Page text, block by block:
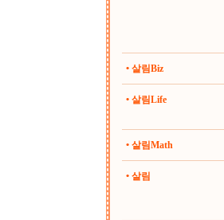
• 살림Biz
• 살림Life
• 살림Math
• 살림